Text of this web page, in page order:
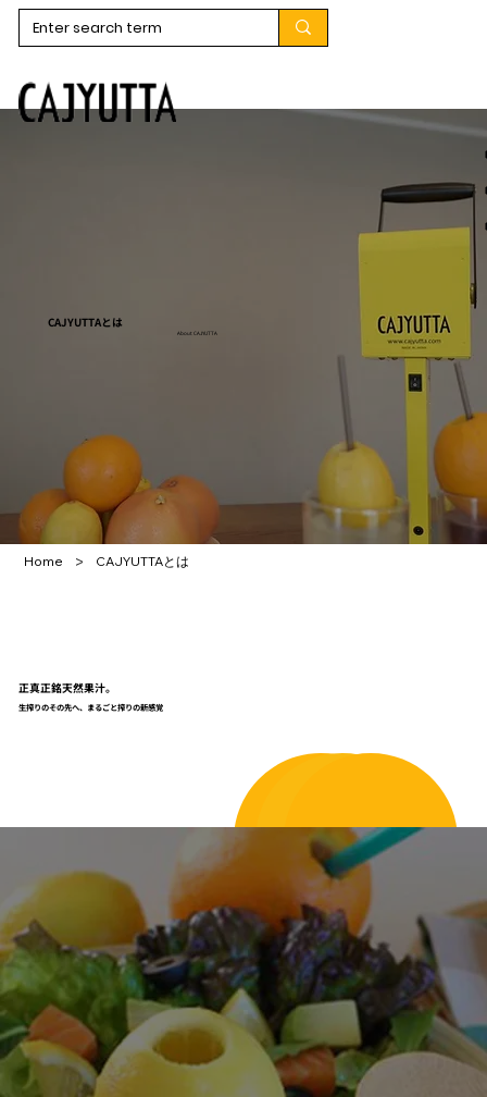
CAJYUTTAとは
About CAJYUTTA
Home > CAJYUTTAとは
正真正銘天然果汁。
生搾りのその先へ、まるごと搾りの新感覚